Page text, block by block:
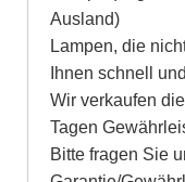
Ausland)
Lampen, die
Ihnen schnell
Wir verkaufen
Tagen
Bitte fragen Sie